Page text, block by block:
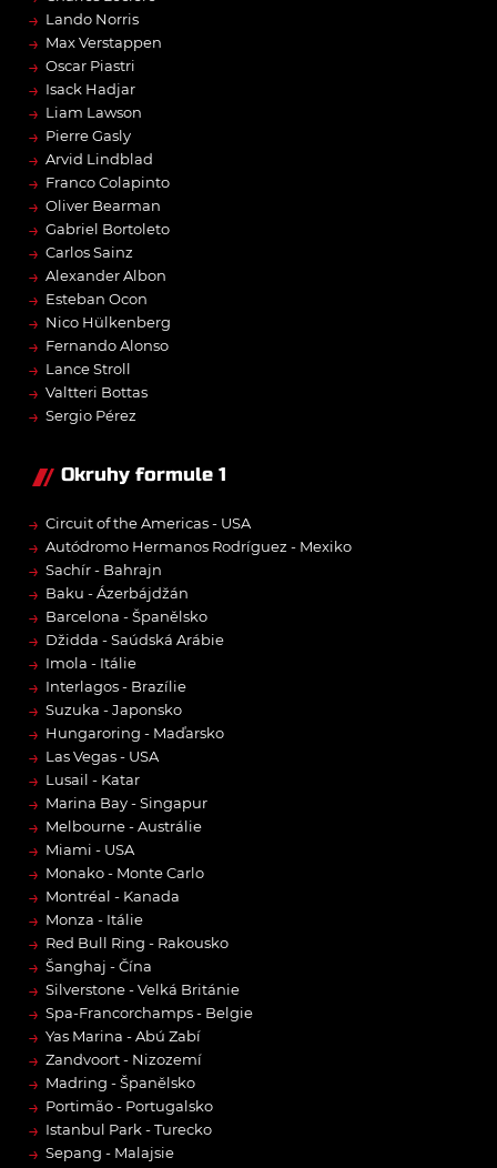
→ Lando Norris
→ Max Verstappen
→ Oscar Piastri
→ Isack Hadjar
→ Liam Lawson
→ Pierre Gasly
→ Arvid Lindblad
→ Franco Colapinto
→ Oliver Bearman
→ Gabriel Bortoleto
→ Carlos Sainz
→ Alexander Albon
→ Esteban Ocon
→ Nico Hülkenberg
→ Fernando Alonso
→ Lance Stroll
→ Valtteri Bottas
→ Sergio Pérez
Okruhy formule 1
→ Circuit of the Americas - USA
→ Autódromo Hermanos Rodríguez - Mexiko
→ Sachír - Bahrajn
→ Baku - Ázerbájdžán
→ Barcelona - Španělsko
→ Džidda - Saúdská Arábie
→ Imola - Itálie
→ Interlagos - Brazílie
→ Suzuka - Japonsko
→ Hungaroring - Maďarsko
→ Las Vegas - USA
→ Lusail - Katar
→ Marina Bay - Singapur
→ Melbourne - Austrálie
→ Miami - USA
→ Monako - Monte Carlo
→ Montréal - Kanada
→ Monza - Itálie
→ Red Bull Ring - Rakousko
→ Šanghaj - Čína
→ Silverstone - Velká Británie
→ Spa-Francorchamps - Belgie
→ Yas Marina - Abú Zabí
→ Zandvoort - Nizozemí
→ Madring - Španělsko
→ Portimão - Portugalsko
→ Istanbul Park - Turecko
→ Sepang - Malajsie